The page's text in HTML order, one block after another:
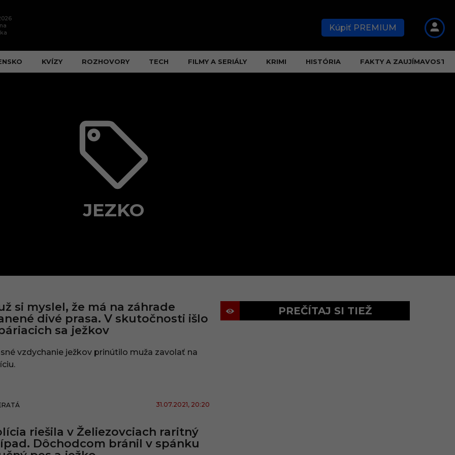
Kúpiť PREMIUM
KVÍZY ROZHOVORY TECH FILMY A SERIÁLY KRIMI HISTÓRIA FAKTY A ZAUJÍMAVOSTI
JEZKO
si myslel, že má na záhrade
divé prasa. V skutočnosti išlo
sa ježkov
vzdychanie ježkov prinútilo muža zavolať na
31.07.2021, 20:20
riešila v Želiezovciach raritný
Dôchodcom bránil v spánku
PREČÍTAJ SI TIEŽ